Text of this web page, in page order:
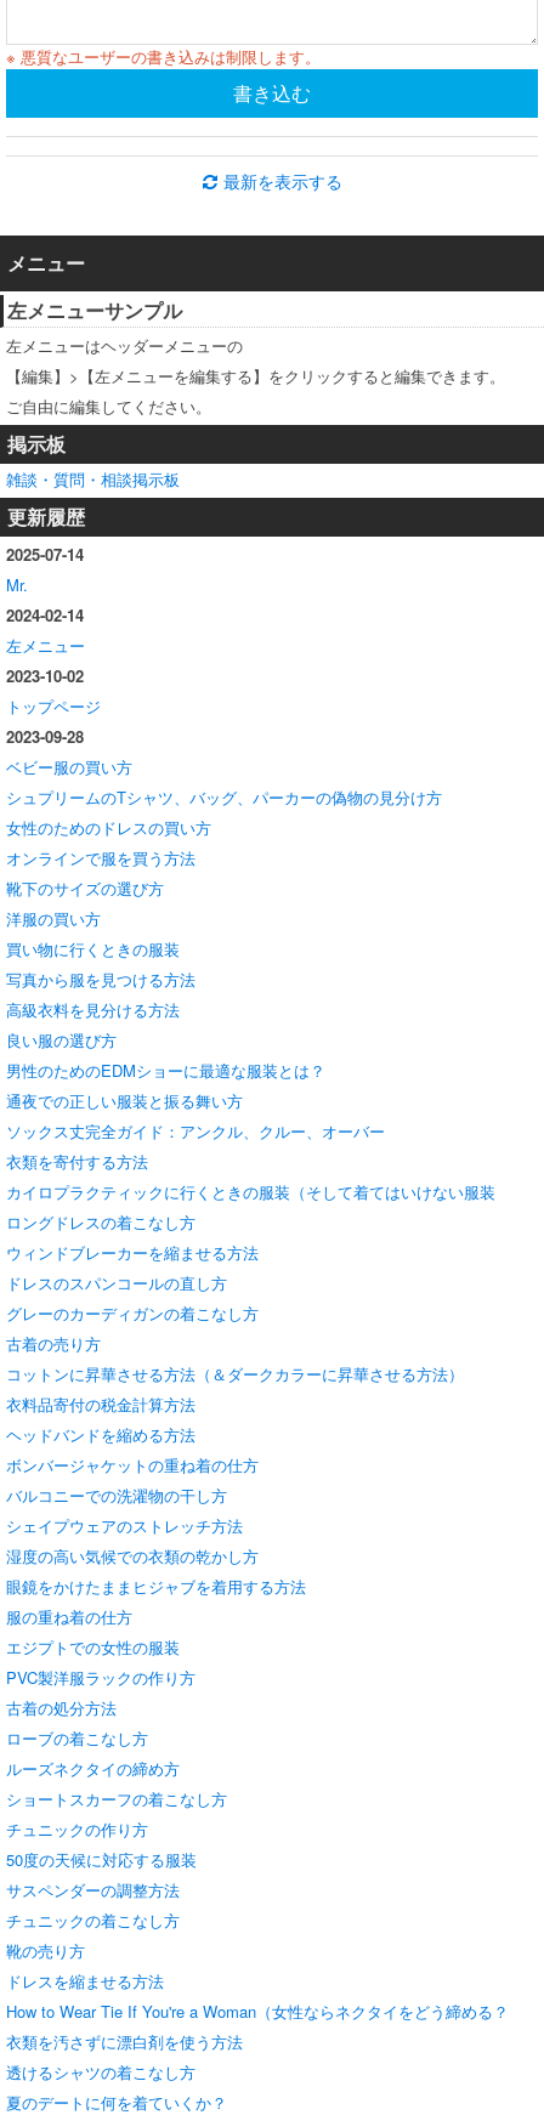
※ 悪質なユーザーの書き込みは制限します。
書き込む
最新を表示する
メニュー
左メニューサンプル
左メニューはヘッダーメニューの
【編集】>【左メニューを編集する】をクリックすると編集できます。
ご自由に編集してください。
掲示板
雑談・質問・相談掲示板
更新履歴
2025-07-14
Mr.
2024-02-14
左メニュー
2023-10-02
トップページ
2023-09-28
ベビー服の買い方
シュプリームのTシャツ、バッグ、パーカーの偽物の見分け方
女性のためのドレスの買い方
オンラインで服を買う方法
靴下のサイズの選び方
洋服の買い方
買い物に行くときの服装
写真から服を見つける方法
高級衣料を見分ける方法
良い服の選び方
男性のためのEDMショーに最適な服装とは？
通夜での正しい服装と振る舞い方
ソックス丈完全ガイド：アンクル、クルー、オーバー
衣類を寄付する方法
カイロプラクティックに行くときの服装（そして着てはいけない服装
ロングドレスの着こなし方
ウィンドブレーカーを縮ませる方法
ドレスのスパンコールの直し方
グレーのカーディガンの着こなし方
古着の売り方
コットンに昇華させる方法（＆ダークカラーに昇華させる方法）
衣料品寄付の税金計算方法
ヘッドバンドを縮める方法
ボンバージャケットの重ね着の仕方
バルコニーでの洗濯物の干し方
シェイプウェアのストレッチ方法
湿度の高い気候での衣類の乾かし方
眼鏡をかけたままヒジャブを着用する方法
服の重ね着の仕方
エジプトでの女性の服装
PVC製洋服ラックの作り方
古着の処分方法
ローブの着こなし方
ルーズネクタイの締め方
ショートスカーフの着こなし方
チュニックの作り方
50度の天候に対応する服装
サスペンダーの調整方法
チュニックの着こなし方
靴の売り方
ドレスを縮ませる方法
How to Wear Tie If You're a Woman（女性ならネクタイをどう締める？
衣類を汚さずに漂白剤を使う方法
透けるシャツの着こなし方
夏のデートに何を着ていくか？